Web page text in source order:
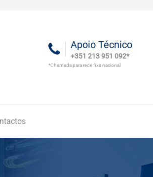
Apoio Técnico
+351 213 951 092*
*Chamada para rede fixa nacional